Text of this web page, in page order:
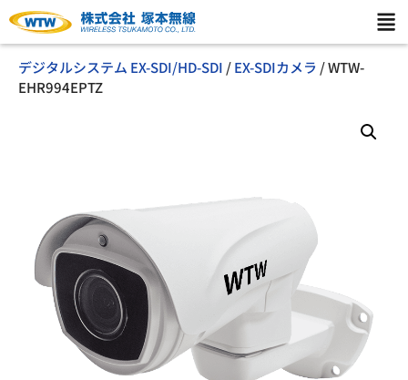
デジタルシステム EX-SDI/HD-SDI /EX-SDIカメラ / WTW-
EHR994EPTZ